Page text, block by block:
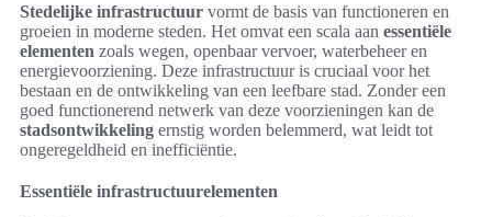
Stedelijke infrastructuur vormt de basis van functioneren en
groeien in moderne steden. Het omvat een scala aan essentiële
elementen zoals wegen, openbaar vervoer, waterbeheer en
energievoorziening. Deze infrastructuur is cruciaal voor het
bestaan en de ontwikkeling van een leefbare stad. Zonder een
goed functionerend netwerk van deze voorzieningen kan de
stadsontwikkeling ernstig worden belemmerd, wat leidt tot
ongeregeldheid en inefficiëntie.
Essentiële infrastructuurelementen